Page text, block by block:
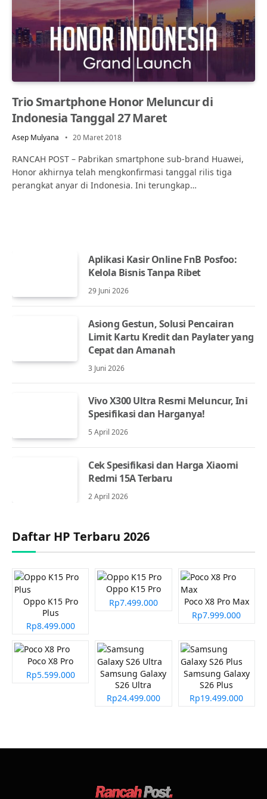
Trio Smartphone Honor Meluncur di
Indonesia Tanggal 27 Maret
Asep Mulyana 20 Maret 2018
RANCAH POST – Pabrikan smartphone sub-brand Huawei,
Honor akhirnya telah mengkonfirmasi tanggal rilis tiga
perangkat anyar di Indonesia. Ini terungkap…
Aplikasi Kasir Online FnB Posfoo:
Kelola Bisnis Tanpa Ribet
29 Juni 2026
Asiong Gestun, Solusi Pencairan
Limit Kartu Kredit dan Paylater yang
Cepat dan Amanah
3 Juni 2026
Vivo X300 Ultra Resmi Meluncur, Ini
Spesifikasi dan Harganya!
5 April 2026
Cek Spesifikasi dan Harga Xiaomi
Redmi 15A Terbaru
2 April 2026
Daftar HP Terbaru 2026
Oppo K15 Pro
Plus
Rp8.499.000
Oppo K15 Pro
Rp7.499.000
Poco X8 Pro Max
Rp7.999.000
Poco X8 Pro
Rp5.599.000
Samsung Galaxy
S26 Ultra
Rp24.499.000
Samsung Galaxy
S26 Plus
Rp19.499.000